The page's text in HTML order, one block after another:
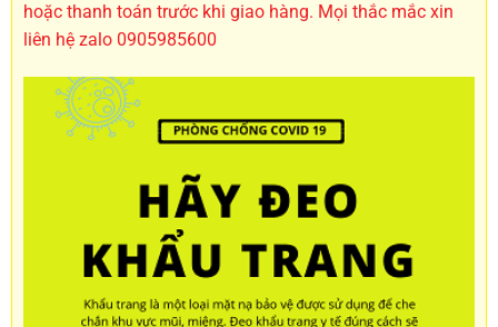
hoặc thanh toán trước khi giao hàng. Mọi thắc mắc xin
liên hệ zalo 0905985600